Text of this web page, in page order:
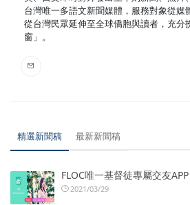
台灣唯一多語文新聞媒體，服務對象從媒
從台灣民眾延伸至全球僑胞與讀者，充分
窗」。
精選新聞稿 最新新聞稿
FLOC唯一基督徒專屬交友
2021/03/29